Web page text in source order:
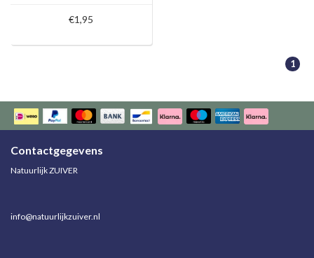
€1,95
1
Contactgegevens
Natuurlijk ZUIVER
info@natuurlijkzuiver.nl